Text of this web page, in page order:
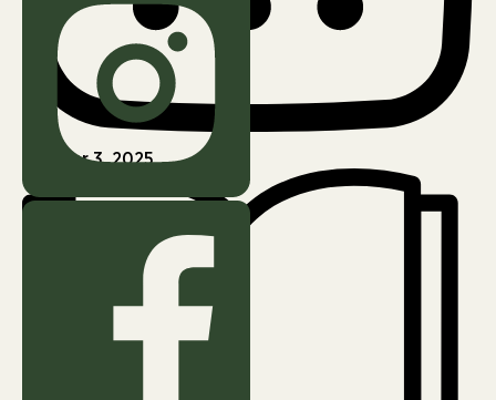
Oktober 3, 2025